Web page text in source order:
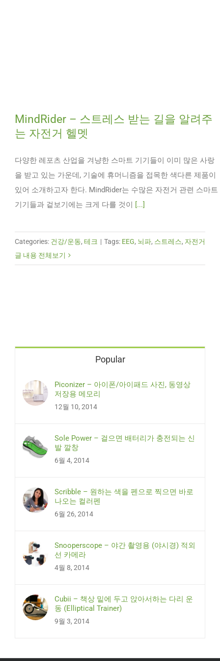
MindRider – 스트레스 받는 길을 알려주
는 자전거 헬멧
다양한 레포츠 산업을 겨냥한 스마트 기기들이 이미 많은 사랑
을 받고 있는 가운데, 기술에 휴머니즘을 접목한 색다른 제품이
있어 소개하고자 한다. MindRider는 수많은 자전거 관련 스마트
기기들과 겉보기에는 크게 다를 것이 [...]
Categories: 건강/운동, 테크 | Tags: EEG, 뇌파, 스트레스, 자전거
글 내용 전체보기
Popular
Piconizer – 아이폰/아이패드 사진, 동영상
저장용 메모리
12월 10, 2014
Sole Power – 걸으면 배터리가 충전되는 신
발 깔창
6월 4, 2014
Scribble – 원하는 색을 펜으로 찍으면 바로
나오는 컬러펜
6월 26, 2014
Snooperscope – 야간 촬영용 (야시경) 적외
선 카메라
4월 8, 2014
Cubii – 책상 밑에 두고 앉아서하는 다리 운
동 (Elliptical Trainer)
9월 3, 2014